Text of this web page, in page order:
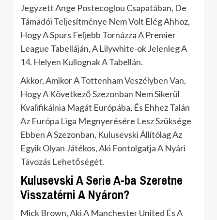
Jegyzett Ange Postecoglou Csapatában, De
Támadói Teljesítménye Nem Volt Elég Ahhoz,
Hogy A Spurs Feljebb Tornázza A Premier
League Tabelláján, A Lilywhite-ok Jelenleg A
14. Helyen Kullognak A Tabellán.
Akkor, Amikor A Tottenham Veszélyben Van,
Hogy A Következő Szezonban Nem Sikerül
Kvalifikálnia Magát Európába, És Ehhez Talán
Az Európa Liga Megnyerésére Lesz Szüksége
Ebben A Szezonban, Kulusevski Állítólag Az
Egyik Olyan Játékos, Aki Fontolgatja A Nyári
Távozás Lehetőségét.
Kulusevski A Serie A-ba Szeretne
Visszatérni A Nyáron?
Mick Brown, Aki A Manchester United És A